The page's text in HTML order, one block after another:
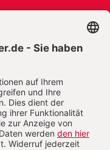
Datenschutz